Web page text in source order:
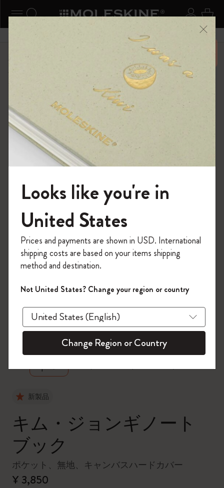
ナビゲーションの切替 ログ
検索 (キーワードなど) カ
6,500円以上のご購入で送料無料 メニ
ーを閉じる
ショップ
キム・ジョンギコレクション
zoom.cta
新製品
キム・ジョンギノート
ブック
ポケット、無地、キャンバスハードカバー
¥ 3,850
モレスキンの世界へようこそ
「WELCOME10」を入力すると、初回注
文が10%オフ＋送料無料になります。セ
ール・アウトレット品は適用外。
Moleskineアカウントを作成して限定オフ
ァーや会員特典、さらに多くのインスピ
レーションを手に入れましょう。
今すぐ会員登録 !
Looks like you're in
United States
Prices and payments are shown in USD. International
shipping costs are based on your items shipping
method and destination.
Not United States? Change your region or country
Change Region or Country